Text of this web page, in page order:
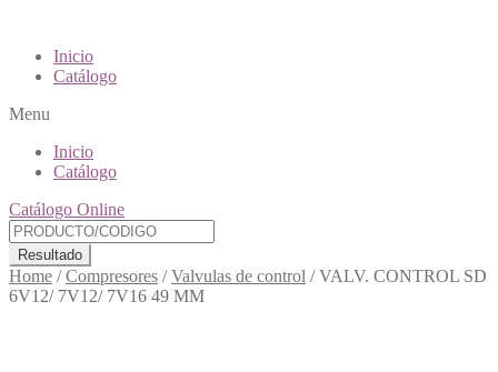
Inicio
Catálogo
Menu
Inicio
Catálogo
Catálogo Online
Resultado
Home /Compresores /Valvulas de control /VALV. CONTROL SD
6V12/ 7V12/ 7V16 49 MM